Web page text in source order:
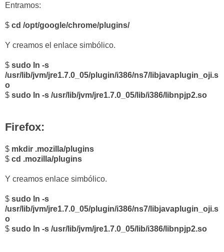
Entramos:
$ cd /opt/google/chrome/plugins/
Y creamos el enlace simbólico.
$ sudo ln -s
/usr/lib/jvm/jre1.7.0_05/plugin/i386/ns7/libjavaplugin_oji.s
o
$ sudo ln -s /usr/lib/jvm/jre1.7.0_05/lib/i386/libnpjp2.so
Firefox:
$ mkdir .mozilla/plugins
$ cd .mozilla/plugins
Y creamos enlace simbólico.
$ sudo ln -s
/usr/lib/jvm/jre1.7.0_05/plugin/i386/ns7/libjavaplugin_oji.s
o
$ sudo ln -s /usr/lib/jvm/jre1.7.0_05/lib/i386/libnpjp2.so